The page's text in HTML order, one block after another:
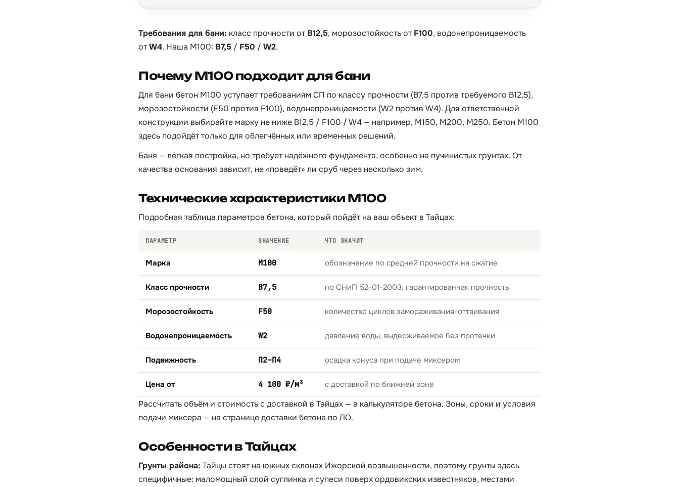
Требования для бани: класс прочности отB12,5, морозостойкость отF100, водонепроницаемость
отW4. Наша М100: B7,5 / F50 / W2.
Почему М100 подходит для бани
Для бани бетон М100 уступает требованиям СП по классу прочности (B7,5 против требуемого B12,5),
морозостойкости (F50 против F100), водонепроницаемости (W2 против W4). Для ответственной
конструкции выбирайте марку не ниже B12,5 / F100 / W4 — например, М150, М200, М250. Бетон М100
здесь подойдёт только для облегчённых или временных решений.
Баня — лёгкая постройка, но требует надёжного фундамента, особенно на пучинистых грунтах. От
качества основания зависит, не «поведёт» ли сруб через несколько зим.
Технические характеристики М100
Подробная таблица параметров бетона, который пойдёт на ваш объект в Тайцах:
ПАРАМЕТР ЗНАЧЕНИЕ ЧТО ЗНАЧИТ
Марка М100 обозначение по средней прочности на сжатие
Класс прочности B7,5 по СНиП 52-01-2003, гарантированная прочность
Морозостойкость F50 количество циклов замораживания-оттаивания
Водонепроницаемость W2 давление воды, выдерживаемое без протечки
Подвижность П2–П4 осадка конуса при подаче миксером
Цена от 4 100 ₽/м³ с доставкой по ближней зоне
Рассчитать объём и стоимость с доставкой в Тайцах — в калькуляторе бетона. Зоны, сроки и условия
подачи миксера — на страницедоставки бетона по ЛО.
Особенности в Тайцах
Грунты района: Тайцы стоят на южных склонах Ижорской возвышенности, поэтому грунты здесь
специфичные: маломощный слой суглинка и супеси поверх ордовикских известняков, местами